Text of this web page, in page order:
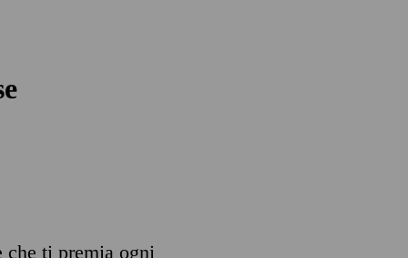
che ti premia ogni